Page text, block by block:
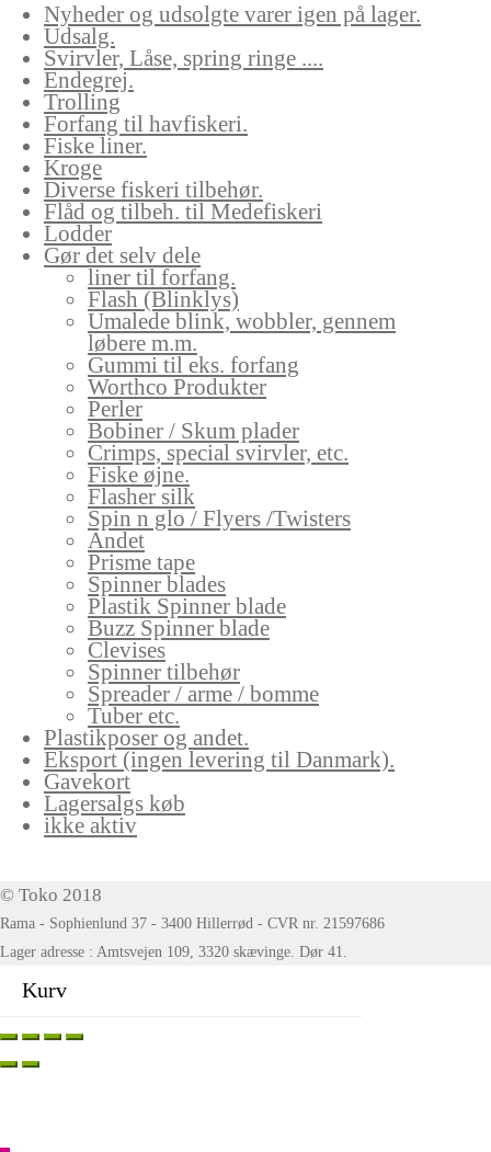
Nyheder og udsolgte varer igen på lager.
Udsalg.
Svirvler, Låse, spring ringe ....
Endegrej.
Trolling
Forfang til havfiskeri.
Fiske liner.
Kroge
Diverse fiskeri tilbehør.
Flåd og tilbeh. til Medefiskeri
Lodder
Gør det selv dele
liner til forfang.
Flash (Blinklys)
Umalede blink, wobbler, gennem
løbere m.m.
Gummi til eks. forfang
Worthco Produkter
Perler
Bobiner / Skum plader
Crimps, special svirvler, etc.
Fiske øjne.
Flasher silk
Spin n glo / Flyers /Twisters
Andet
Prisme tape
Spinner blades
Plastik Spinner blade
Buzz Spinner blade
Clevises
Spinner tilbehør
Spreader / arme / bomme
Tuber etc.
Plastikposer og andet.
Eksport (ingen levering til Danmark).
Gavekort
Lagersalgs køb
ikke aktiv
© Toko 2018
Rama - Sophienlund 37 - 3400 Hillerrød - CVR nr. 21597686
Lager adresse : Amtsvejen 109, 3320 skævinge. Dør 41.
Kurv